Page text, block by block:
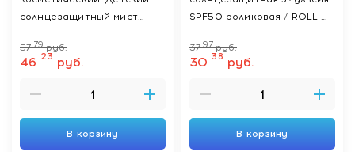
солнцезащитный мист
после загара Алоэ Вера,
200мл
57 79 руб.
46 23 руб.
В корзину
SPF50 роликовая / ROLL-
50мл
3797 руб.
30 38 руб.
В корзину